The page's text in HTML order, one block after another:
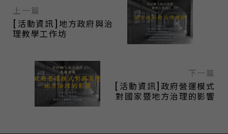
上一篇
[活動資訊]地方政府與治
理教學工作坊
下一篇
[活動資訊]政府營運模式
對國家暨地方治理的影響